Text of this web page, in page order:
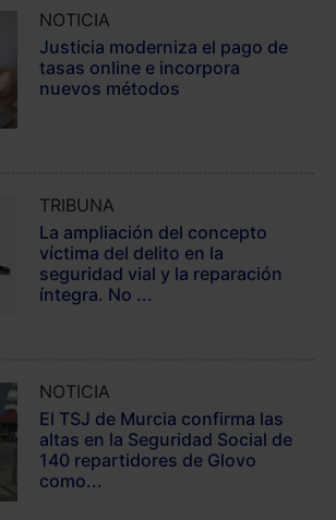
NOTICIA
Justicia moderniza el pago de
tasas online e incorpora
nuevos métodos
TRIBUNA
La ampliación del concepto
víctima del delito en la
seguridad vial y la reparación
íntegra. No ...
NOTICIA
El TSJ de Murcia confirma las
altas en la Seguridad Social de
140 repartidores de Glovo
como...